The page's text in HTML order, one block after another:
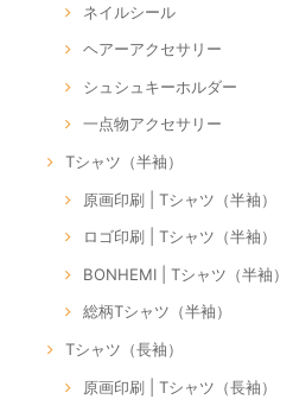
ネイルシール
ヘアーアクセサリー
シュシュキーホルダー
一点物アクセサリー
Tシャツ（半袖）
原画印刷 | Tシャツ（半袖）
ロゴ印刷 | Tシャツ（半袖）
BONHEMI | Tシャツ（半袖）
総柄Tシャツ（半袖）
Tシャツ（長袖）
原画印刷 | Tシャツ（長袖）